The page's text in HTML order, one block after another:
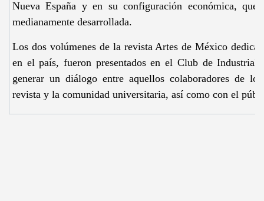
Nueva España y en su configuración económica, que
medianamente desarrollada.
Los dos volúmenes de la revista Artes de México
en el país, fueron presentados en el Club de
generar un diálogo entre aquellos colaboradores de
revista y la comunidad universitaria, así como con el